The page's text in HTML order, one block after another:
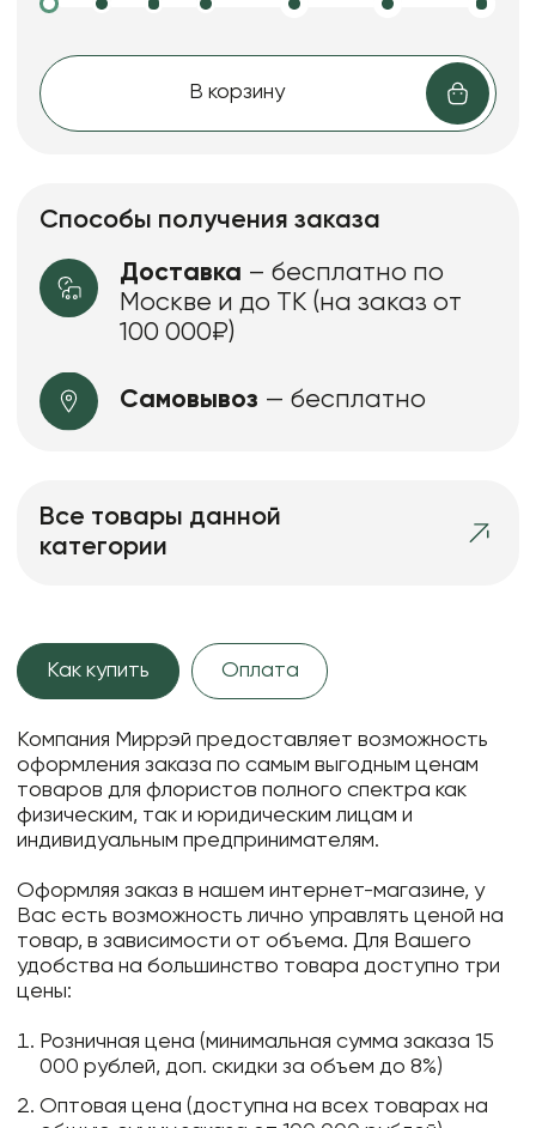
В корзину
Способы получения заказа
Доставка – бесплатно по
Москве и до ТК (на заказ от
100 000₽)
Самовывоз — бесплатно
Все товары данной
категории
Как купить Оплата
Компания Миррэй предоставляет возможность
оформления заказа по самым выгодным ценам
товаров для флористов полного спектра как
физическим, так и юридическим лицам и
индивидуальным предпринимателям.
Оформляя заказ в нашем интернет-магазине, у
Вас есть возможность лично управлять ценой на
товар, в зависимости от объема. Для Вашего
удобства на большинство товара доступно три
цены:
Розничная цена (минимальная сумма заказа 15
000 рублей, доп. скидки за объем до 8%)
Оптовая цена (доступна на всех товарах на